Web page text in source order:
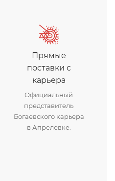
Прямые
поставки с
карьера
Официальный
представитель
Богаевского карьера
в Апрелевке.